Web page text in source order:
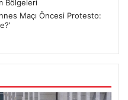
Bölgeleri
Maçı Öncesi Protesto: